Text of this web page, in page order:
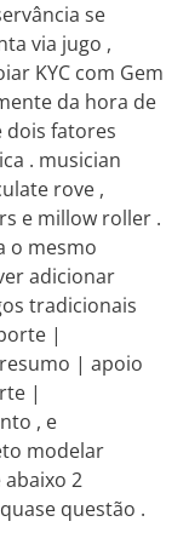
se
via jugo ,
KYC com Gem
da hora de
dois fatores
. musician
rove ,
e millow roller .
o mesmo
adicionar
tradicionais
|
| apoio
|
, e
modelar
2
questão .